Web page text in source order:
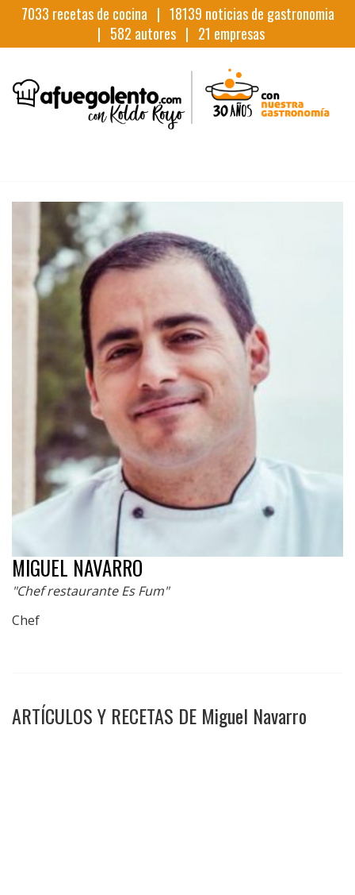
7033 recetas de cocina | 18139 noticias de gastronomia
| 582 autores | 21 empresas
MIGUEL NAVARRO
"Chef restaurante Es Fum"
Chef
ARTÍCULOS Y RECETAS DE Miguel Navarro